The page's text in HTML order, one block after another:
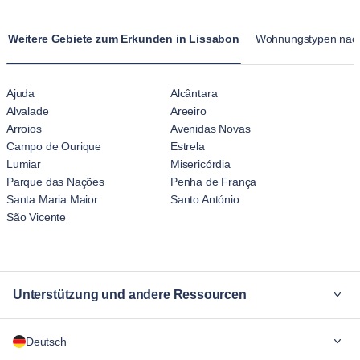
Weitere Gebiete zum Erkunden in Lissabon Wohnungstypen
Ajuda
Alcântara
Alvalade
Areeiro
Arroios
Avenidas Novas
Campo de Ourique
Estrela
Lumiar
Misericórdia
Parque das Nações
Penha de França
Santa Maria Maior
Santo António
São Vicente
Unterstützung und andere Ressourcen
Für Unternehmen
Deutsch